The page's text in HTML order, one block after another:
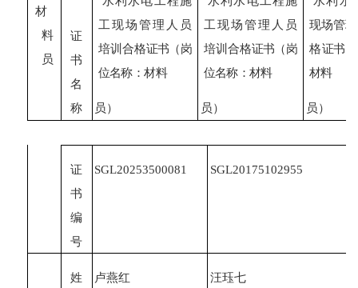
材
料
员
证
书
名
称
工现场管理人员
培训合格证书（岗
位名称：材料
员）
工现场管理人员
培训合格证书（岗
位名称：材料
员）
现场管
格证书
材料
员）
证
书
编
号
SGL20253500081 SGL20175102955
姓
卢燕红 汪珏七